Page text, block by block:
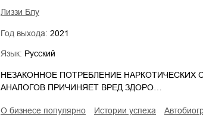
Лиззи Блу
Год выхода: 2021
Язык: Русский
НЕЗАКОННОЕ ПОТРЕБЛЕНИЕ
АНАЛОГОВ ПРИЧИНЯЕТ ВРЕД ЗДОРО…
о бизнесе популярно истории успеха